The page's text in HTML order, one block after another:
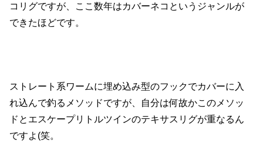
コリグですが、ここ数年はカバーネコというジャンルが
できたほどです。
ストレート系ワームに埋め込み型のフックでカバーに入
れ込んで釣るメソッドですが、自分は何故かこのメソッ
ドとエスケープリトルツインのテキサスリグが重なるん
ですよ(笑。